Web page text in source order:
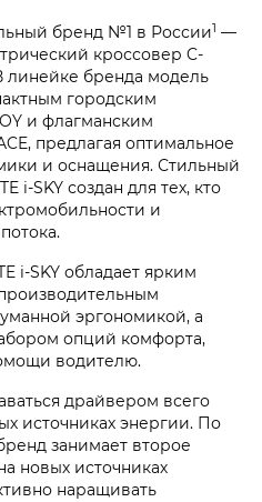
бренд №1 в России1 —
кроссовер C-
линейке бренда модель
городским
и флагманским
предлагая оптимальное
и оснащения. Стильный
i‑SKY создан для тех, кто
и
i‑SKY обладает ярким
эргономикой, а
опций комфорта,
водителю.
драйвером всего
источниках энергии. По
занимает второе
новых источниках
наращивать